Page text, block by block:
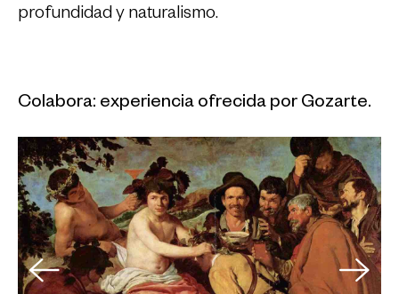
profundidad y naturalismo.
Colabora: experiencia ofrecida por Gozarte.